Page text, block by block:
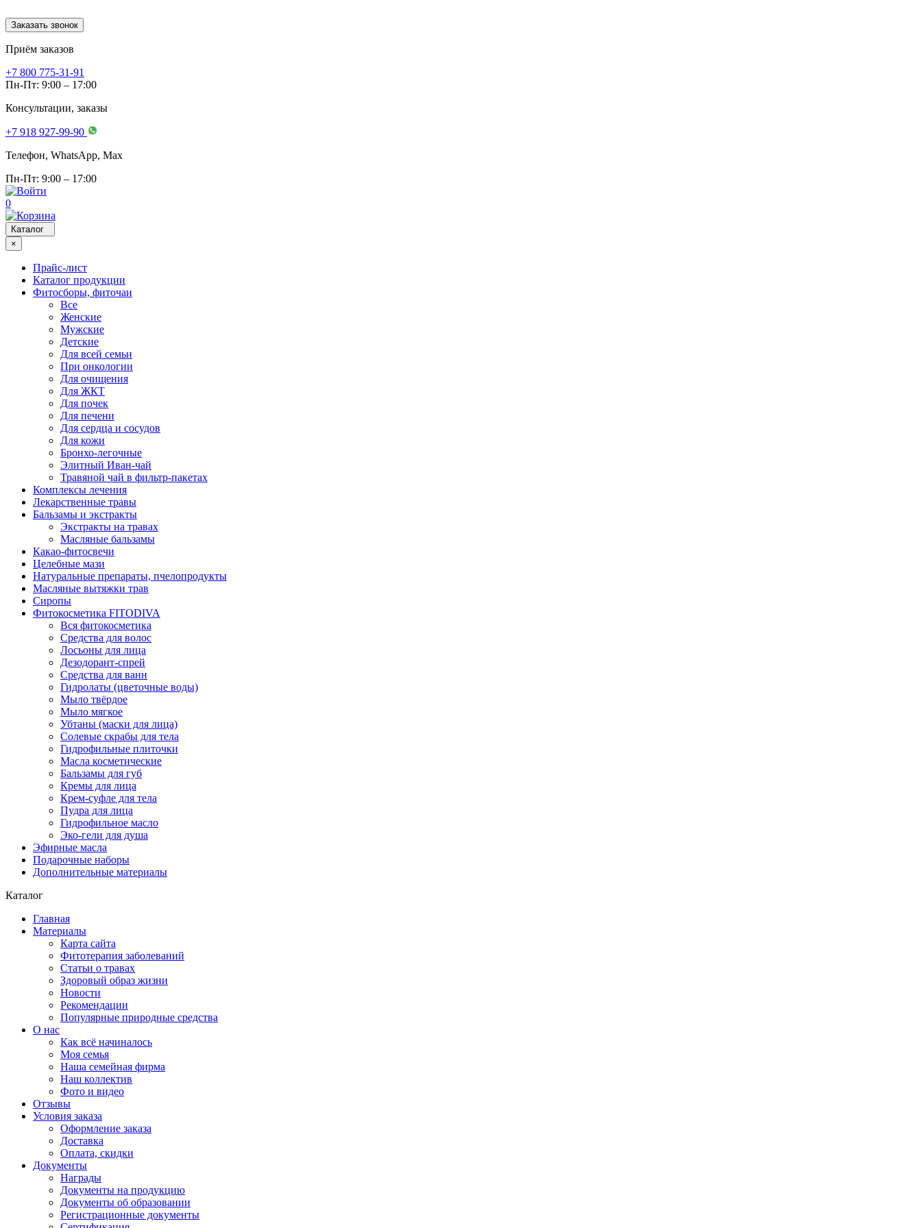
Заказать звонок
Приём заказов
+7 800 775-31-91
Пн-Пт: 9:00 – 17:00
Консультации, заказы
+7 918 927-99-90
Телефон, WhatsApp, Мах
Пн-Пт: 9:00 – 17:00
0
Каталог
×
Прайс-лист
Каталог продукции
Фитосборы, фиточаи
Все
Женские
Мужские
Детские
Для всей семьи
При онкологии
Для очищения
Для ЖКТ
Для почек
Для печени
Для сердца и сосудов
Для кожи
Бронхо-легочные
Элитный Иван-чай
Травяной чай в фильтр-пакетах
Комплексы лечения
Лекарственные травы
Бальзамы и экстракты
Экстракты на травах
Масляные бальзамы
Какао-фитосвечи
Целебные мази
Натуральные препараты, пчелопродукты
Масляные вытяжки трав
Сиропы
Фитокосметика FITODIVA
Вся фитокосметика
Средства для волос
Лосьоны для лица
Дезодорант-спрей
Средства для ванн
Гидролаты (цветочные воды)
Мыло твёрдое
Мыло мягкое
Убтаны (маски для лица)
Солевые скрабы для тела
Гидрофильные плиточки
Масла косметические
Бальзамы для губ
Кремы для лица
Крем-суфле для тела
Пудра для лица
Гидрофильное масло
Эко-гели для душа
Эфирные масла
Подарочные наборы
Дополнительные материалы
Каталог
Главная
Материалы
Карта сайта
Фитотерапия заболеваний
Статьи о травах
Здоровый образ жизни
Новости
Рекомендации
Популярные природные средства
О нас
Как всё начиналось
Моя семья
Наша семейная фирма
Наш коллектив
Фото и видео
Отзывы
Условия заказа
Оформление заказа
Доставка
Оплата, скидки
Документы
Награды
Документы на продукцию
Документы об образовании
Регистрационные документы